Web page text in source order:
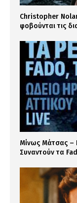
Christopher
φοβούνται τις
Μίνως Μάτσας –
Συναντούν τα